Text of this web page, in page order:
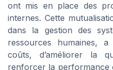
ont mis en place des
internes. Cette
dans la gestion des
ressources humaines,
coûts, d’améliorer la
renforcer la performance